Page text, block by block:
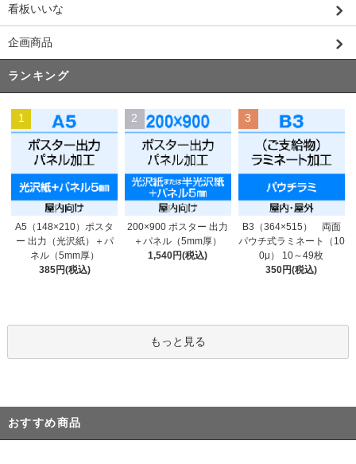
看板いいな
企画商品
ランキング
1
A5（148×210）ポスタ
ー 出力（光沢紙）＋パ
ネル（5mm厚）
385円(税込)
2
200×900 ポスター 出力
＋パネル（5mm厚）
1,540円(税込)
3
B3（364×515） 両面
パウチ式ラミネート（10
0μ） 10～49枚
350円(税込)
もっと見る
おすすめ商品